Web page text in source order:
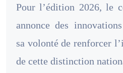
Pour l’édition 2026, le
annonce des
sa volonté de renforcer
de cette distinction